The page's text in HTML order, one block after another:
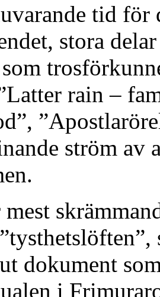
tid
stora
rain –
ström av
dokument
i